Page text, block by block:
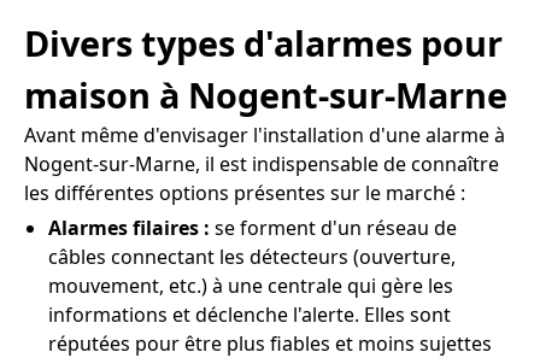
Divers types d'alarmes pour
maison à Nogent-sur-Marne
Avant même d'envisager l'installation d'une alarme à
Nogent-sur-Marne, il est indispensable de connaître
les différentes options présentes sur le marché :
Alarmes filaires : se forment d'un réseau de
câbles connectant les détecteurs (ouverture,
mouvement, etc.) à une centrale qui gère les
informations et déclenche l'alerte. Elles sont
réputées pour être plus fiables et moins sujettes